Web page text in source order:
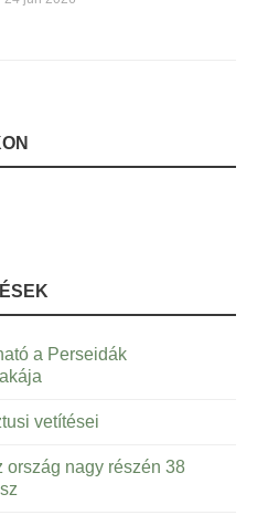
a Perseidák
vetítései
ország nagy részén 38